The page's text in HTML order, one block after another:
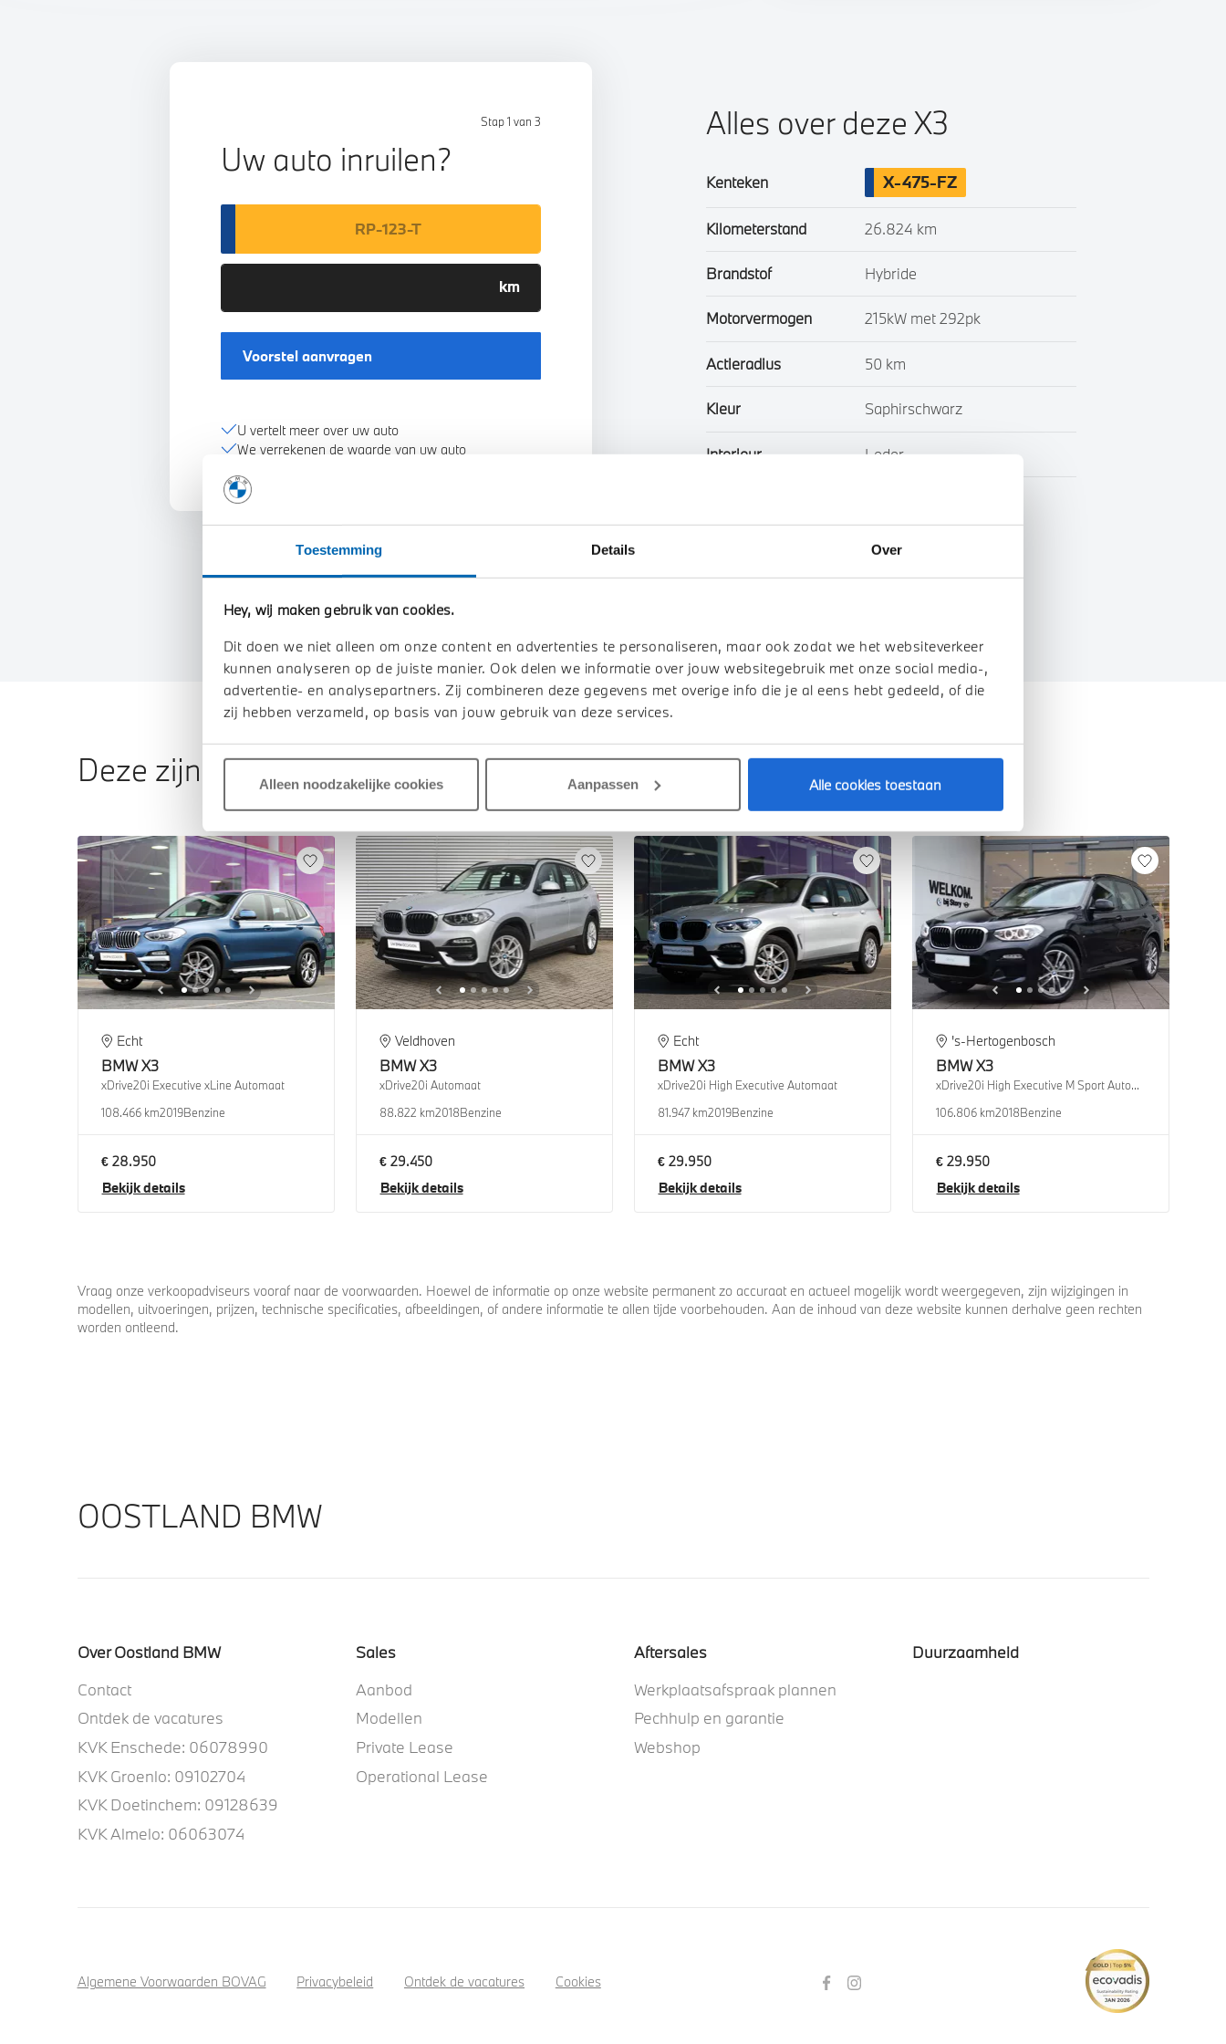
Toestemming Details Over
Hey, wij maken gebruik van cookies.
Dit doen we niet alleen om onze content en advertenties te personaliseren, maar ook zodat we het websiteverkeer
kunnen analyseren op de juiste manier. Ook delen we informatie over jouw websitegebruik met onze social media-,
advertentie- en analysepartners. Zij combineren deze gegevens met overige info die je al eens hebt gedeeld, of die
zij hebben verzameld, op basis van jouw gebruik van deze services.
Alleen noodzakelijke cookies Aanpassen Alle cookies toestaan
Stap 1 van 3
Uw auto inruilen?
Voorstel aanvragen
U vertelt meer over uw auto
We verrekenen de waarde van uw auto
Alles over deze X3
Kenteken X-475-FZ
Kilometerstand 26.824 km
Brandstof Hybride
Motorvermogen 215kW met 292pk
Actieradius 50 km
Kleur Saphirschwarz
Interieur Leder
Toon alle eigenschappen
Deze zijn vergelijkbaar
Echt
BMW X3
xDrive20i Executive xLine Automaat
108.466 km2019Benzine
€ 28.950
Bekijk details
Veldhoven
BMW X3
xDrive20i Automaat
88.822 km2018Benzine
€ 29.450
Bekijk details
Echt
BMW X3
xDrive20i High Executive Automaat
81.947 km2019Benzine
€ 29.950
Bekijk details
's-Hertogenbosch
BMW X3
xDrive20i High Executive M Sport Automaat
106.806 km2018Benzine
€ 29.950
Bekijk details
Vraag onze verkoopadviseurs vooraf naar de voorwaarden. Hoewel de informatie op onze website permanent zo accuraat en actueel mogelijk wordt weergegeven, zijn wijzigingen in
modellen, uitvoeringen, prijzen, technische specificaties, afbeeldingen, of andere informatie te allen tijde voorbehouden. Aan de inhoud van deze website kunnen derhalve geen rechten
worden ontleend.
OOSTLAND BMW
Over Oostland BMW
Contact
Ontdek de vacatures
KVK Enschede: 06078990
KVK Groenlo: 09102704
KVK Doetinchem: 09128639
KVK Almelo: 06063074
Sales
Aanbod
Modellen
Private Lease
Operational Lease
Aftersales
Werkplaatsafspraak plannen
Pechhulp en garantie
Webshop
Duurzaamheid
Algemene Voorwaarden BOVAG Privacybeleid Ontdek de vacatures Cookies